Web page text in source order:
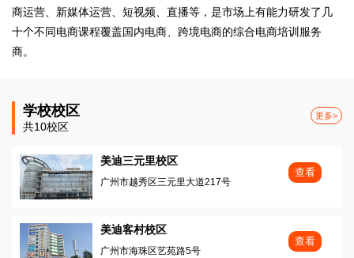
商运营、新媒体运营、短视频、直播等，是市场上有能力研发了几
十个不同电商课程覆盖国内电商、跨境电商的综合电商培训服务
商。
学校校区
共10校区
更多>
美迪三元里校区
广州市越秀区三元里大道217号
查看
美迪客村校区
广州市海珠区艺苑路5号
查看